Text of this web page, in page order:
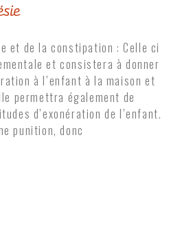
et de la constipation : Celle ci
et consistera à donner
à l’enfant à la maison et
permettra également de
d’exonération de l’enfant.
punition, donc